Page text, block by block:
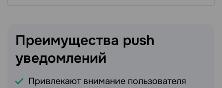
Преимущества push
уведомлений
Привлекают внимание пользователя